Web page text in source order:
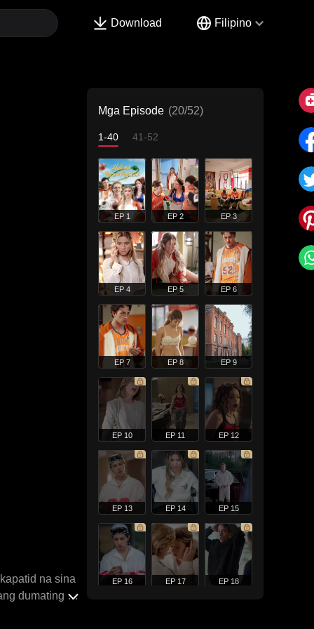
Download Filipino
na sina
dumating si
Mga Episode (20/52)
1-40 41-52
EP 1 EP 2 EP 3
EP 4 EP 5 EP 6
EP 7 EP 8 EP 9
EP 10 EP 11 EP 12
EP 13 EP 14 EP 15
EP 16 EP 17 EP 18